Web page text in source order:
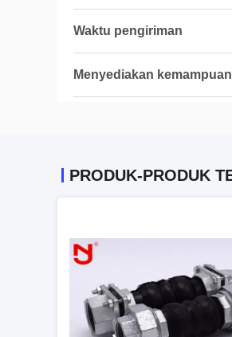
Waktu pengiriman
Menyediakan kemampuan